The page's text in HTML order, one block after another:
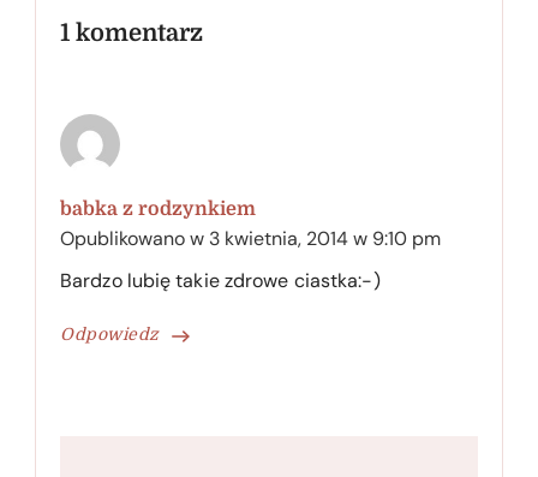
1 komentarz
babka z rodzynkiem
Opublikowano w 3 kwietnia, 2014 w 9:10 pm
Odpowiedz
Bardzo lubię takie zdrowe ciastka:-)